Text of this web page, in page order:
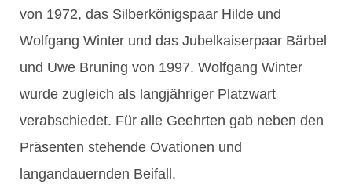
von 1972, das Silberkönigspaar Hilde und
Wolfgang Winter und das Jubelkaiserpaar Bärbel
und Uwe Bruning von 1997. Wolfgang Winter
wurde zugleich als langjähriger Platzwart
verabschiedet. Für alle Geehrten gab neben den
Präsenten stehende Ovationen und
langandauernden Beifall.